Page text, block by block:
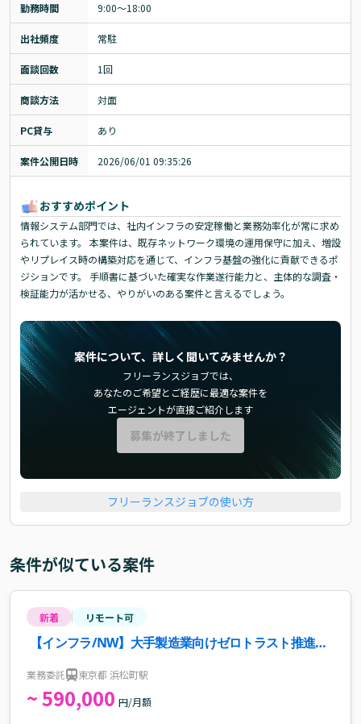
勤務時間 9:00～18:00
出社頻度 常駐
面談回数 1回
商談方法 対面
PC貸与 あり
案件公開日時 2026/06/01 09:35:26
おすすめポイント
情報システム部門では、社内インフラの安定稼働と業務効率化が常に求め
られています。 本案件は、既存ネットワーク環境の運用保守に加え、増設
やリプレイス時の構築対応を通じて、インフラ基盤の強化に貢献できるポ
ジションです。 手順書に基づいた確実な作業遂行能力と、主体的な調査・
検証能力が活かせる、やりがいのある案件と言えるでしょう。
案件について、詳しく聞いてみませんか？
フリーランスジョブでは、
あなたのご希望とご経歴に最適な案件を
エージェントが直接ご紹介します
募集が終了しました
フリーランスジョブの使い方
条件が似ている案件
新着 リモート可
【インフラ/NW】大手製造業向けゼロトラスト推進案
業務委託 東京都 浜松町駅
~ 590,000 円/月額